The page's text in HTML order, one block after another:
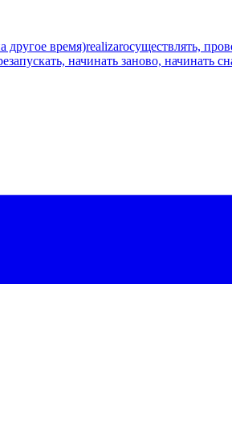
другое время)realizarосуществлять,
начинать заново, начинать